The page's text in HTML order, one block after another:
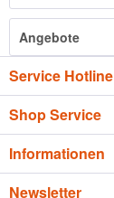
Angebote
Service Hotline
Shop Service
Informationen
Newsletter